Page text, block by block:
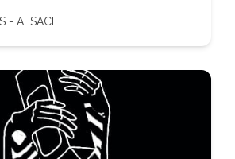
- ALSACE